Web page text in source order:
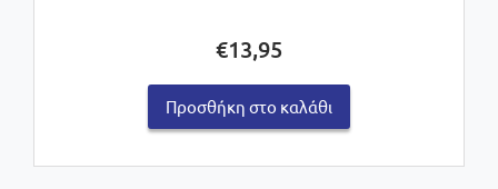
€13,95
Προσθήκη στο καλάθι